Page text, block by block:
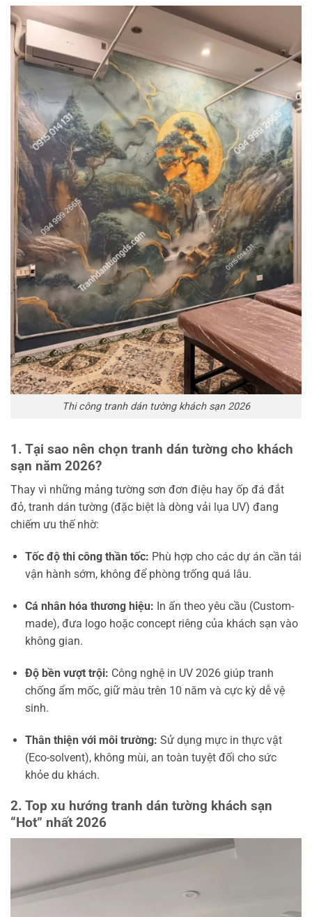
Thi công tranh dán tường khách sạn 2026
1. Tại sao nên chọn tranh dán tường cho khách
sạn năm 2026?
Thay vì những mảng tường sơn đơn điệu hay ốp đá đắt
đỏ, tranh dán tường (đặc biệt là dòng vải lụa UV) đang
chiếm ưu thế nhờ:
Tốc độ thi công thần tốc: Phù hợp cho các dự án cần tái
vận hành sớm, không để phòng trống quá lâu.
Cá nhân hóa thương hiệu: In ấn theo yêu cầu (Custom-
made), đưa logo hoặc concept riêng của khách sạn vào
không gian.
Độ bền vượt trội: Công nghệ in UV 2026 giúp tranh
chống ẩm mốc, giữ màu trên 10 năm và cực kỳ dễ vệ
sinh.
Thân thiện với môi trường: Sử dụng mực in thực vật
(Eco-solvent), không mùi, an toàn tuyệt đối cho sức
khỏe du khách.
2. Top xu hướng tranh dán tường khách sạn
“Hot” nhất 2026